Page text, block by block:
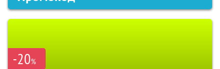
-20%